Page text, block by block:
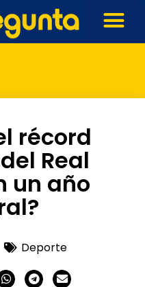
récord
Real
un año
Deporte